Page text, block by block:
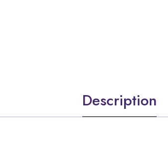
Description